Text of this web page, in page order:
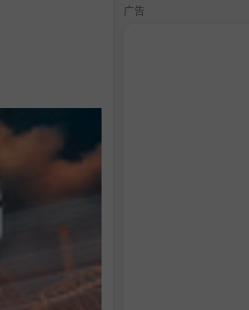
广告